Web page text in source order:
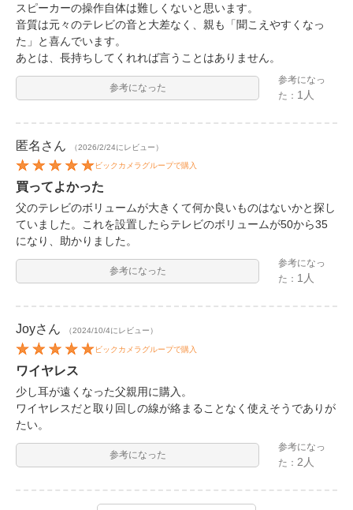
スピーカーの操作自体は難しくないと思います。
音質は元々のテレビの音と大差なく、親も「聞こえやすくなっ
た」と喜んでいます。
あとは、長持ちしてくれれば言うことはありません。
参考になった
参考になっ
た： 1人
匿名 さん （2026/2/24にレビュー）
ビックカメラグループで購入
買ってよかった
父のテレビのボリュームが大きくて何か良いものはないかと探し
ていました。これを設置したらテレビのボリュームが50から35
になり、助かりました。
参考になった
参考になっ
た： 1人
Joyさん （2024/10/4にレビュー）
ビックカメラグループで購入
ワイヤレス
少し耳が遠くなった父親用に購入。
ワイヤレスだと取り回しの線が絡まることなく使えそうでありが
たい。
参考になった
参考になっ
た： 2人